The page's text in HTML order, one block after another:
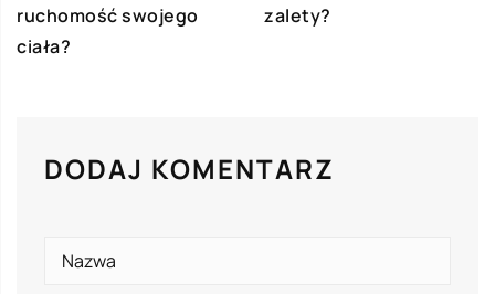
ruchomość swojego
ciała?
zalety?
DODAJ KOMENTARZ